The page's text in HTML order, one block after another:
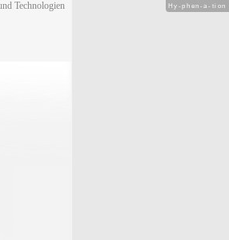
Technologien
Hy-phen-a-tion